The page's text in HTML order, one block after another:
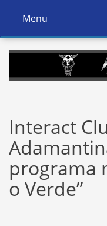
Ativar
Navegação
Menu
Interact
programa
o Verde”